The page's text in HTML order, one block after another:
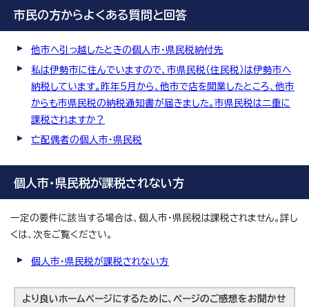
市民の方からよくある質問と回答
他市へ引っ越したときの個人市・県民税納付先
私は伊勢市に住んでいますので、市県民税（住民税）は伊勢市へ
納税しています。昨年5月から、他市で店を開業したところ、他市
からも市県民税の納税通知書が届きました。市県民税は二重に
課税されますか？
亡配偶者の個人市・県民税
個人市・県民税が課税されない方
一定の要件に該当する場合は、個人市・県民税は課税されません。詳し
くは、次をご覧ください。
個人市・県民税が課税されない方
より良いホームページにするために、ページのご感想をお聞かせ